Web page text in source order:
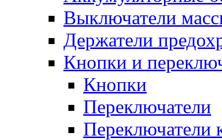
Выключатели
Держатели
Кнопки и
Кнопки
Переключатели
Переключатели